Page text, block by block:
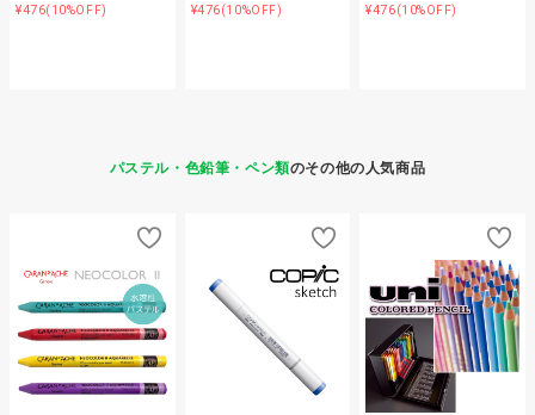
¥476(10%OFF) ¥476(10%OFF) ¥476(10%OFF)
パステル・色鉛筆・ペン類のその他の人気商品